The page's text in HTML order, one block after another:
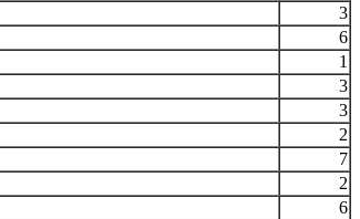
3
6
1
3
3
2
7
2
6